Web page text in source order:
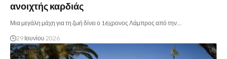
ανοιχτής καρδιάς
Μια μεγάλη μάχη για τη ζωή δίνει ο 16χρονος Λάμπρος από την…
29 Ιουνίου 2026